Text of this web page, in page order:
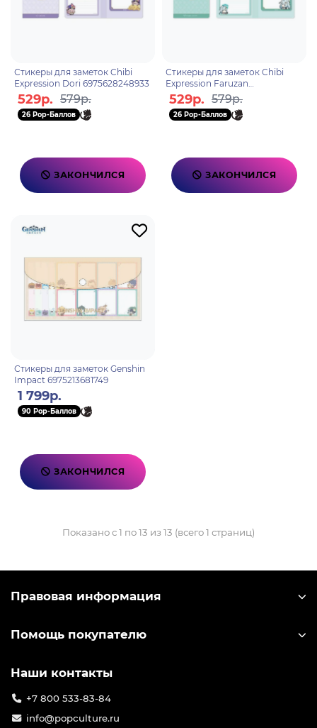
Стикеры для заметок Chibi
Expression Dori 6975628248933
529р. 579р.
26 Pop-Баллов
ЗАКОНЧИЛСЯ
Стикеры для заметок Chibi
Expression Faruzan
6975628248995
529р. 579р.
26 Pop-Баллов
ЗАКОНЧИЛСЯ
Стикеры для заметок Genshin
Impact 6975213681749
1 799р.
90 Pop-Баллов
ЗАКОНЧИЛСЯ
Показано с 1 по 13 из 13 (всего 1 страниц)
Правовая информация
Помощь покупателю
Наши контакты
+7 800 533-83-84
info@popculture.ru